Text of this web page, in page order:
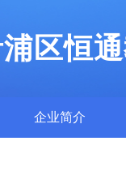
区恒
企业简介